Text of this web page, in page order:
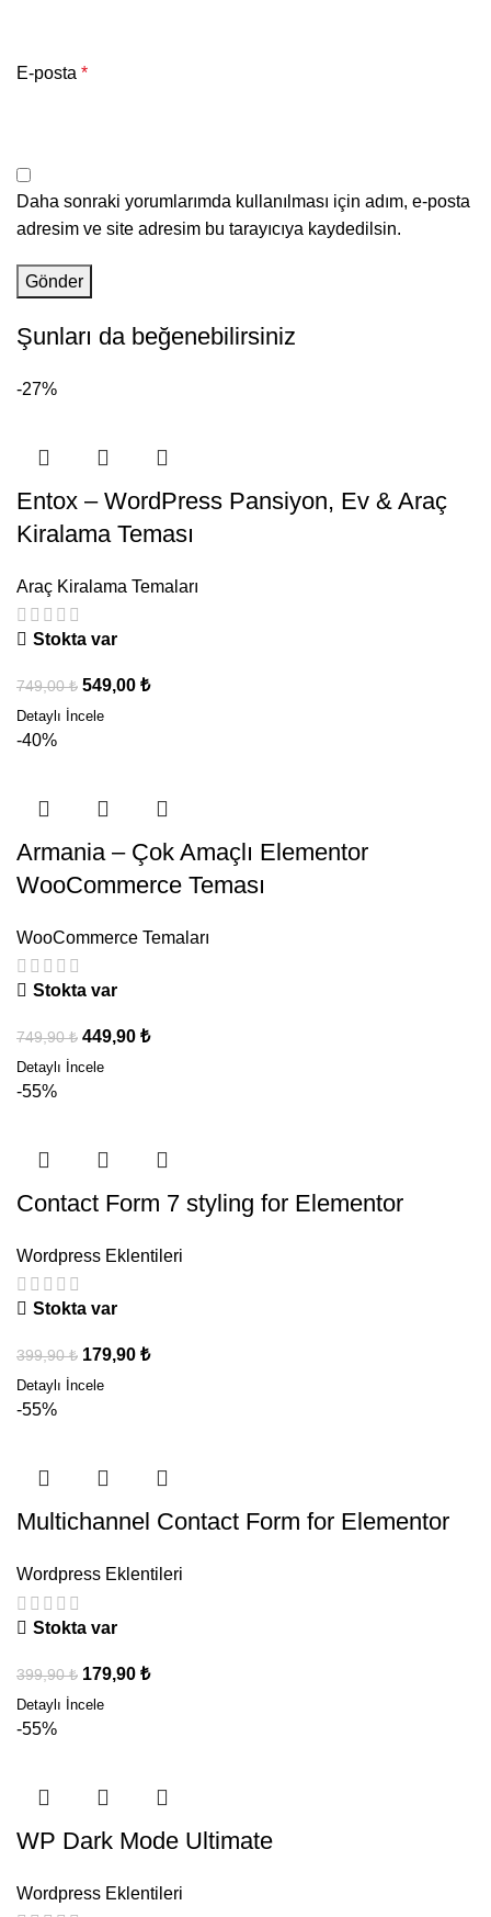
E-posta *
Daha sonraki yorumlarımda kullanılması için adım, e-posta
adresim ve site adresim bu tarayıcıya kaydedilsin.
Şunları da beğenebilirsiniz
-27%
Entox – WordPress Pansiyon, Ev & Araç
Kiralama Teması
Araç Kiralama Temaları
Stokta var
749,00₺ 549,00 ₺
-40%
Armania – Çok Amaçlı Elementor
WooCommerce Teması
WooCommerce Temaları
Stokta var
749,90₺ 449,90 ₺
-55%
Contact Form 7 styling for Elementor
Wordpress Eklentileri
Stokta var
399,90₺ 179,90 ₺
-55%
Multichannel Contact Form for Elementor
Wordpress Eklentileri
Stokta var
399,90₺ 179,90 ₺
-55%
WP Dark Mode Ultimate
Wordpress Eklentileri